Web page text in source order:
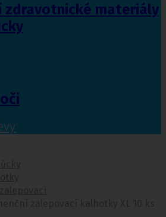
zdravotnické materiály